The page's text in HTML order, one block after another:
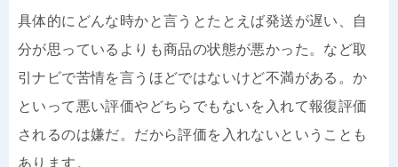
具体的にどんな時かと言うとたとえば発送が遅い、自
分が思っているよりも商品の状態が悪かった。など取
引ナビで苦情を言うほどではないけど不満がある。か
といって悪い評価やどちらでもないを入れて報復評価
されるのは嫌だ。だから評価を入れないということも
あります。